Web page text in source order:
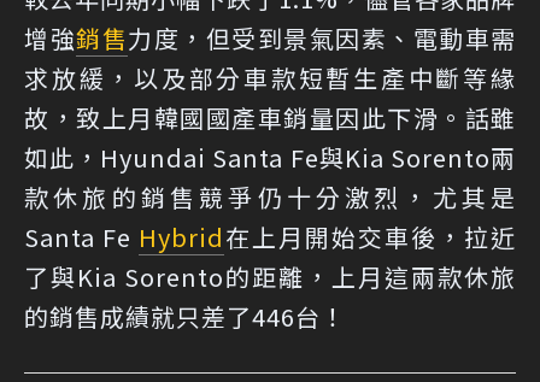
增強銷售力度，但受到景氣因素、電動車需
求放緩，以及部分車款短暫生產中斷等緣
故，致上月韓國國產車銷量因此下滑。話雖
如此，Hyundai Santa Fe與Kia Sorento兩
款休旅的銷售競爭仍十分激烈，尤其是
Santa Fe Hybrid在上月開始交車後，拉近
了與Kia Sorento的距離，上月這兩款休旅
的銷售成績就只差了446台！